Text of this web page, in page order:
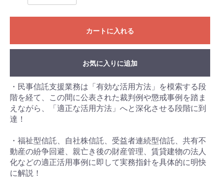
カートに入れる
お気に入りに追加
・民事信託支援業務は「有効な活用方法」を模索する段
階を経て、この間に公表された裁判例や懲戒事例を踏ま
えながら、「適正な活用方法」へと深化させる段階に到
達！
・福祉型信託、自社株信託、受益者連続型信託、共有不
動産の紛争回避、親亡き後の財産管理、賃貸建物の法人
化などの適正活用事例に即して実務指針を具体的に明快
に解説！